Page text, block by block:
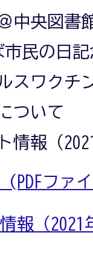
中央図書
民の日
スワクチ
ついて
情報（
ファ
報（2021